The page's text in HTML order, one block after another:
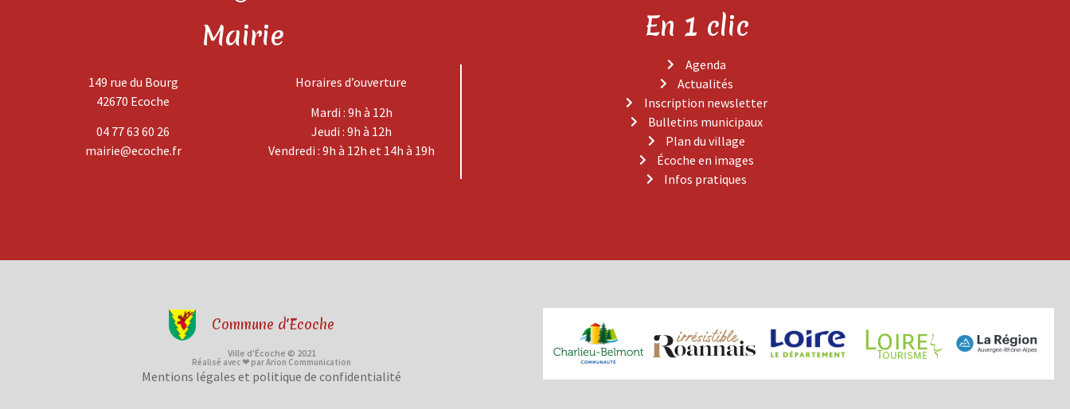
Mairie
149 rue du Bourg
42670 Ecoche
04 77 63 60 26
mairie@ecoche.fr
Horaires d’ouverture
Mardi : 9h à 12h
Jeudi : 9h à 12h
Vendredi : 9h à 12h et 14h à 19h
En 1 clic
Agenda
Actualités
Inscription newsletter
Bulletins municipaux
Plan du village
Écoche en images
Infos pratiques
Commune d'Ecoche
Ville d'Écoche © 2021
Réalisé avec ❤ par Arion Communication
Mentions légales et politique de confidentialité